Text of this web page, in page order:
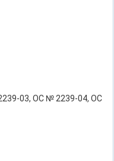
03, ОС № 2239-04, ОС